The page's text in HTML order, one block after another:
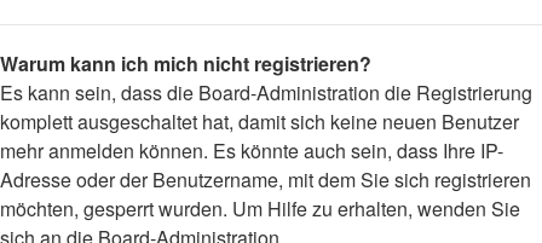
Warum kann ich mich nicht registrieren?
Es kann sein, dass die Board-Administration die Registrierung
komplett ausgeschaltet hat, damit sich keine neuen Benutzer
mehr anmelden können. Es könnte auch sein, dass Ihre IP-
Adresse oder der Benutzername, mit dem Sie sich registrieren
möchten, gesperrt wurden. Um Hilfe zu erhalten, wenden Sie